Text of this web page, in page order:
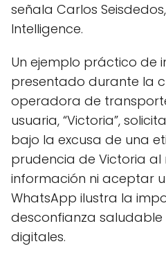
señala Carlos
Intelligence.
Un ejemplo práctico de
presentado durante la
operadora de
usuaria, “Victoria”,
bajo la excusa de una
prudencia de Victoria
información ni aceptar
WhatsApp ilustra la
desconfianza saludable
digitales.